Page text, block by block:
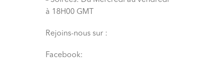
à 18H00 GMT
Rejoins-nous sur :
Facebook: